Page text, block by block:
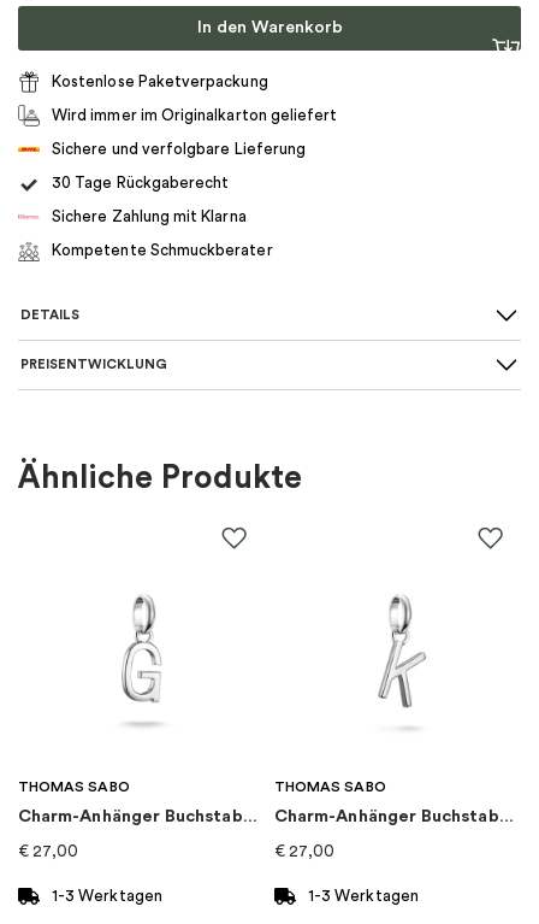
In den Warenkorb
Kostenlose Paketverpackung
Wird immer im Originalkarton geliefert
Sichere und verfolgbare Lieferung
30 Tage Rückgaberecht
Sichere Zahlung mit Klarna
Kompetente Schmuckberater
DETAILS
Für wen:
Kollektion: Tiny Tuvstarr
PREISENTWICKLUNG
Ähnliche Produkte
THOMAS SABO
Charm-Anhänger Buchstabe G Connect Silber
€ 27,00
1-3 Werktagen
THOMAS SABO
Charm-Anhänger Buchstabe K Connect Silber
€ 27,00
1-3 Werktagen